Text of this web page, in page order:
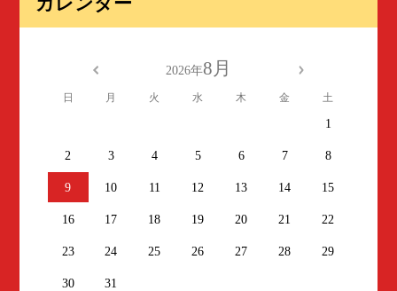
2026年8月
日 月 火 水 木 金 土
1
2 3 4 5 6 7 8
9 10 11 12 13 14 15
16 17 18 19 20 21 22
23 24 25 26 27 28 29
30 31